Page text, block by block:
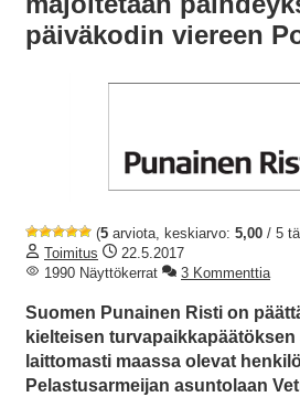
päiväkodin viereen
(5 arviota, keskiarvo: 5,00 / 5
Toimitus
22.5.2017
1990 Näyttökerrat
3 Kommenttia
Suomen Punainen Risti on
kielteisen turvapaikkapäätöksen
laittomasti maassa olevat
Pelastusarmeijan asuntolaan